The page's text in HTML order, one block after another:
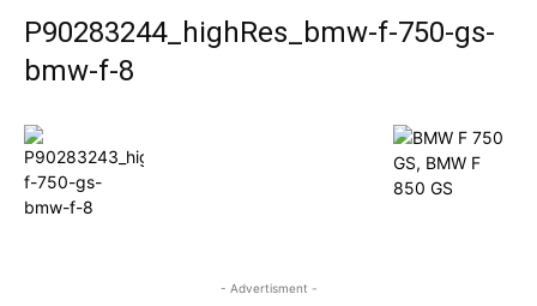
P90283244_highRes_bmw-f-750-gs-
bmw-f-8
- Advertisment -